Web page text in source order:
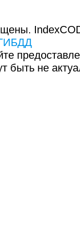
быть не